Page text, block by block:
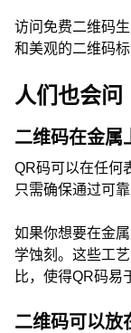
访问免费二维码
和美观的二维码标
人们也会问
二维码在金属
QR码可以在任何
只需确保通过可
如果你想要在金
学蚀刻。这些工
比，使得QR码易
二维码可以放